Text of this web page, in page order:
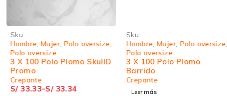
Sku:
Hombre,Mujer,Polo oversize,
Polo oversize
3 X 100 Polo Plomo SkullD
Promo
Crepante
S/33.33-S/33.34
Sku:
Hombre,Mujer,Polo oversize,
Polo oversize
3 X 100 Polo Plomo
Barrido
Crepante
Leer más